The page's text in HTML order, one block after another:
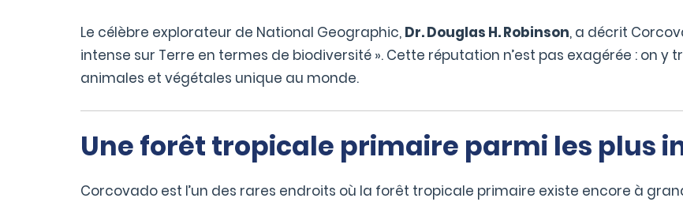
Le célèbre explorateur de National Geographic, Dr. Douglas H. Robinson, a décrit
intense sur Terre en termes de biodiversité ». Cette réputation n’est pas exagérée : on y
animales et végétales unique au monde.
Une forêt tropicale primaire parmi les plus
Corcovado est l’un des rares endroits où la forêt tropicale primaire existe encore à